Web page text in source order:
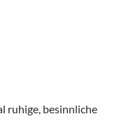
ruhige, besinnliche